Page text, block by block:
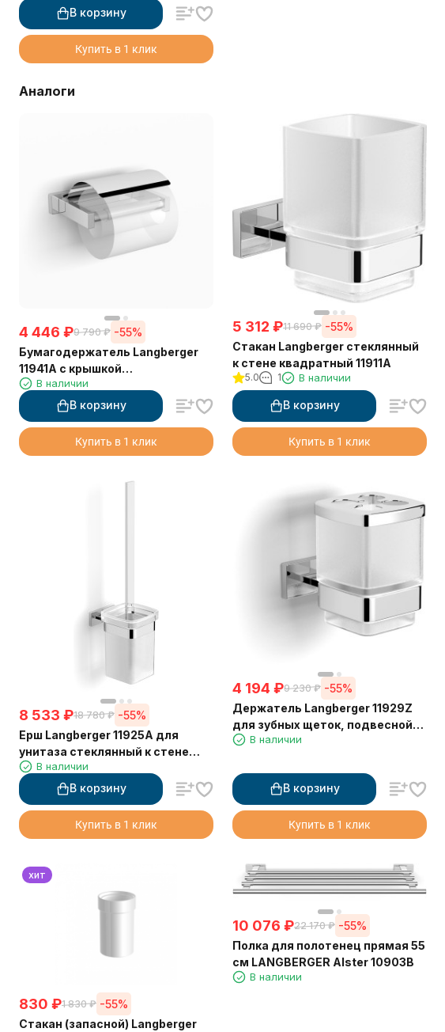
В корзину
Купить в 1 клик
Аналоги
4 446 ₽9 790 ₽ -55%
Бумагодержатель Langberger
11941A с крышкой
горизонтальный
В наличии
В корзину
Купить в 1 клик
5 312 ₽11 690 ₽ -55%
Стакан Langberger стеклянный
к стене квадратный 11911A
5.0 1 В наличии
В корзину
Купить в 1 клик
8 533 ₽18 780 ₽ -55%
Ерш Langberger 11925A для
унитаза стеклянный к стене
квадратный
В наличии
В корзину
Купить в 1 клик
4 194 ₽9 230 ₽ -55%
Держатель Langberger 11929Z
для зубных щеток, подвесной
стеклянный стакан
В наличии
В корзину
Купить в 1 клик
хит
830 ₽1 830 ₽ -55%
Стакан (запасной) Langberger
10 076 ₽22 170 ₽ -55%
Полка для полотенец прямая 55
см LANGBERGER Alster 10903B
В наличии